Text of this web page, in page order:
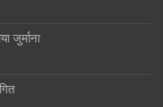
जुर्माना